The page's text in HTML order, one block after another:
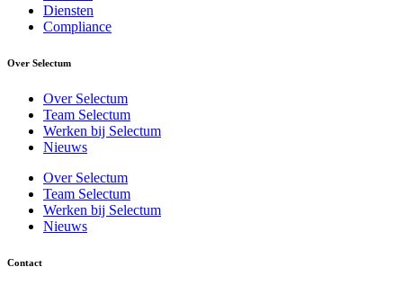
Diensten
Compliance
Over Selectum
Over Selectum
Team Selectum
Werken bij Selectum
Nieuws
Over Selectum
Team Selectum
Werken bij Selectum
Nieuws
Contact